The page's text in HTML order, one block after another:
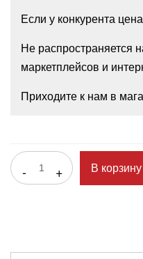
Если у конкурента
Не распространяется
маркетплейсов и
Приходите к нам в
- + В корзину